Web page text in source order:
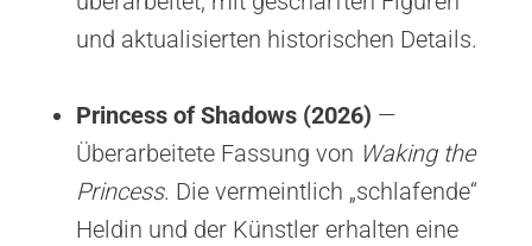
und aktualisierten historischen Details.
Princess of Shadows (2026) —
Überarbeitete Fassung von Waking the
Princess. Die vermeintlich „schlafende“
Heldin und der Künstler erhalten eine